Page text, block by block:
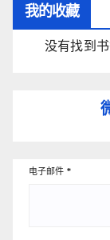
我的收藏
没有找到
电子邮件 *